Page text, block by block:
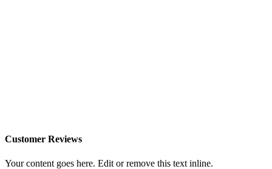
Customer Reviews
Your content goes here. Edit or remove this text inline.